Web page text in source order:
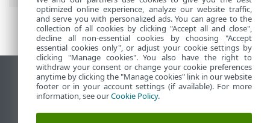
데스크톱 사이트 보기
End of Life
ESET 지식 베이스
optimized online experience, analyze our website traffic,
and serve you with personalized ads. You can agree to the
collection of all cookies by clicking "Accept all and close",
decline all non-essential cookies by choosing "Accept
essential cookies only", or adjust your cookie settings by
clicking "Manage cookies". You also have the right to
withdraw your consent or change your cookie preferences
anytime by clicking the "Manage cookies" link in our website
footer or in your account settings (if available). For more
information, see ourCookie Policy.